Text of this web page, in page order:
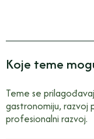
Koje teme
Teme se
gastronomiju, razvoj
profesionalni razvoj.